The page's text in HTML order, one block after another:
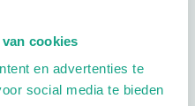
cookies
en advertenties te
social media te bieden